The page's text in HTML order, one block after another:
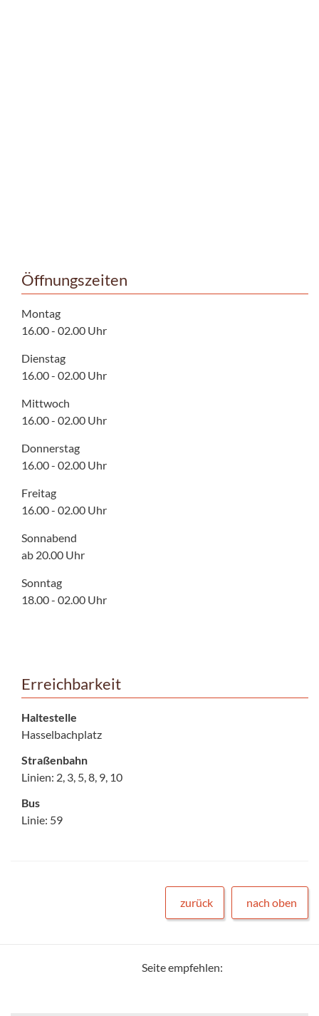
Öffnungszeiten
Montag
16.00 - 02.00 Uhr
Dienstag
16.00 - 02.00 Uhr
Mittwoch
16.00 - 02.00 Uhr
Donnerstag
16.00 - 02.00 Uhr
Freitag
16.00 - 02.00 Uhr
Sonnabend
ab 20.00 Uhr
Sonntag
18.00 - 02.00 Uhr
Erreichbarkeit
Haltestelle
Hasselbachplatz
Straßenbahn
Linien: 2, 3, 5, 8, 9, 10
Bus
Linie: 59
zurück nach oben
Seite empfehlen: